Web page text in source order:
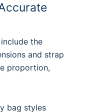
the
and strap
proportion,
bag styles